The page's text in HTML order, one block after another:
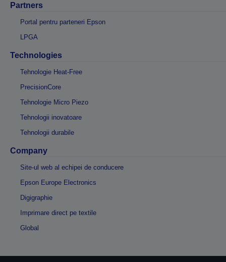
Partners
Portal pentru parteneri Epson
LPGA
Technologies
Tehnologie Heat-Free
PrecisionCore
Tehnologie Micro Piezo
Tehnologii inovatoare
Tehnologii durabile
Company
Site-ul web al echipei de conducere
Epson Europe Electronics
Digigraphie
Imprimare direct pe textile
Global